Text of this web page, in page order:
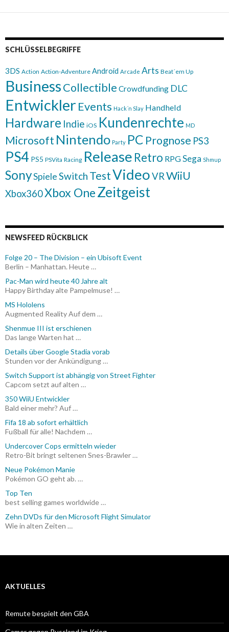
SCHLÜSSELBEGRIFFE
3DS Action Action-Adventure Android Arcade Arts Beat´em Up
BusinessCollectible Crowdfunding DLC
Entwickler Events Hack´n Slay Handheld
Hardware Indie iOS Kundenrechte MD
Microsoft Nintendo Party PC Prognose PS3
PS4 PS5 PSVita Racing Release Retro RPGSega Shmup
SonySpieleSwitch TestVideoVRWiiU
Xbox360Xbox OneZeitgeist
NEWSFEED RÜCKBLICK
Folge 20 – The Division – ein Ubisoft Event
Berlin – Manhattan. Heute …
Pac-Man wird heute 40 Jahre alt
Happy Birthday alte Pampelmuse! …
MS Hololens
Augmented Reality Auf dem …
Shenmue III ist erschienen
Das lange Warten hat …
Details über Google Stadia vorab
Stunden vor der Ankündigung …
Switch Support ist abhängig von Street Fighter
Capcom setzt auf alten …
350 WiiU Entwickler
Bald einer mehr? Auf …
Fifa 18 ab sofort erhältlich
Fußball für alle! Nachdem …
Undercover Cops ermitteln wieder
Retro-Bit bringt seltenen Snes-Brawler …
Neue Pokémon Manie
Pokémon GO geht ab. …
Top Ten
best selling games worldwide …
Zehn DVDs für den Microsoft Flight Simulator
Wie in alten Zeiten …
AKTUELLES
Remute bespielt den GBA